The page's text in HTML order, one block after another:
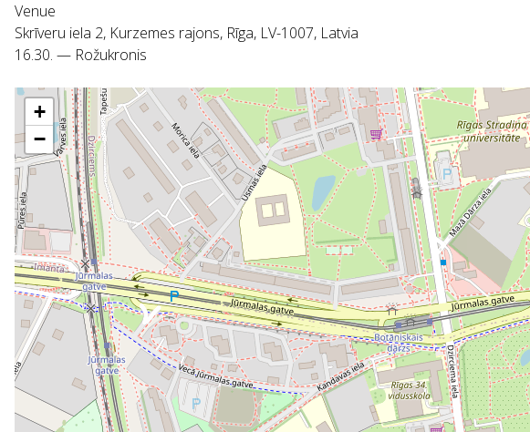
Venue
Skrīveru iela 2, Kurzemes rajons, Rīga, LV-1007, Latvia
16.30. — Rožukronis
+
−